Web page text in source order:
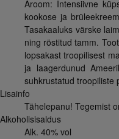
Aroom: Intensiivne
kookose ja
Tasakaaluks värske
ning röstitud tamm.
lopsakast troopilisest
ja laagerdunud
suhkrustatud troopiliste
Lisainfo
Tähelepanu! Tegemist
Alkoholisisaldus
Alk. 40% vol